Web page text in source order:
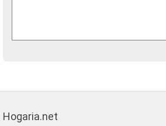
Hogaria.net